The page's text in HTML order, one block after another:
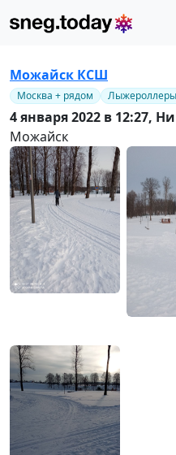
Можайск КСШ
Москва + рядом Лыжероллеры
4 января 2022 в 12:27,
Можайск